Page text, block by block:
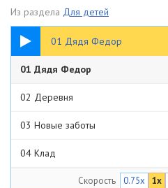
Из раздела Для детей
01 Дядя Федор
07:06
Djadja.Fedor,pes.i.kot
01 Дядя Федор
02 Деревня
03 Новые заботы
04 Клад
05 Первая покупка
Скорость 0.75x 1x